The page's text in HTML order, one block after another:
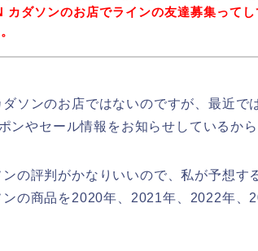
カダソンのお店でラインの友達募集ってし
ソンのお店ではないのですが、最近で
ンやセール情報をお知らせしているから
の評判がかなりいいので、私が予想す
の商品を2020年、2021年、2022年、